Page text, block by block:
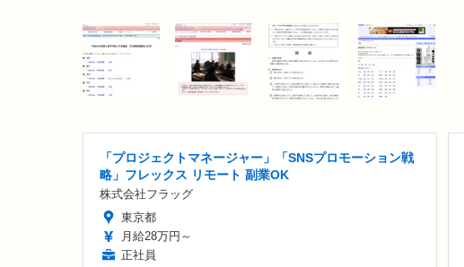
「プロジェクトマネージャー」「SNSプロモーション戦
略」フレックス リモート 副業OK
株式会社フラッグ
東京都
月給28万円～
正社員